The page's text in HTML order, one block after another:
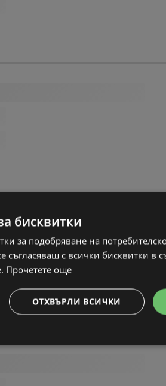
бисквитки
за подобряване на
съгласяваш с всички бисквитки в
Прочетете още
ОТХВЪРЛИ ВСИЧКИ